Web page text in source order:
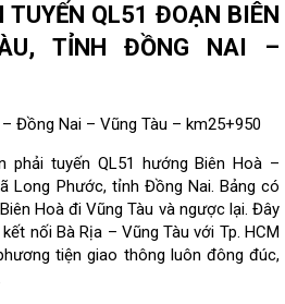
TUYẾN QL51 ĐOẠN BIÊN
TỈNH ĐỒNG NAI –
Đồng Nai – Vũng Tàu – km25+950
phải tuyến QL51 hướng Biên Hoà –
Long Phước, tỉnh Đồng Nai. Bảng có
Hoà đi Vũng Tàu và ngược lại. Đây
nối Bà Rịa – Vũng Tàu với Tp. HCM
tiện giao thông luôn đông đúc,